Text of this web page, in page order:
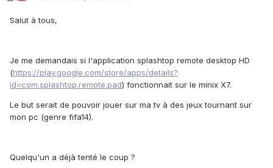
Salut à tous,
Je me demandais si l'application splashtop remote desktop HD
(https://play.google.com/store/apps/details?
id=com.splashtop.remote.pad) fonctionnait sur le minix X7.
Le but serait de pouvoir jouer sur ma tv à des jeux tournant sur
mon pc (genre fifa14).
Quelqu'un a déjà tenté le coup ?